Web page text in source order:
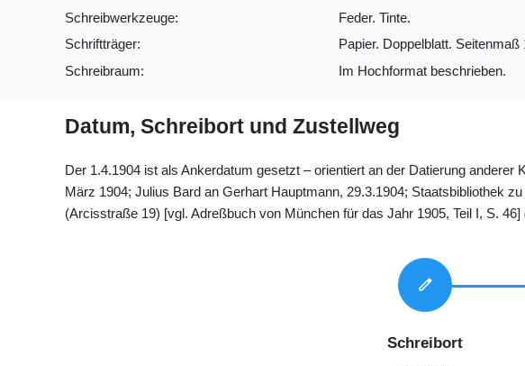
Schreibwerkzeuge:
Feder. Tinte.
Schriftträger:
Papier. Doppelblatt.
Schreibraum:
Im Hochformat beschrieben.
Datum, Schreibort und Zustellweg
Der 1.4.1904 ist als Ankerdatum gesetzt – orientiert an der Datierung
März 1904; Julius Bard an Gerhart Hauptmann, 29.3.1904; Staatsbibliothek
(Arcisstraße 19) [vgl. Adreßbuch von München für das Jahr 1905, Teil I, S.
edit
Schreibort